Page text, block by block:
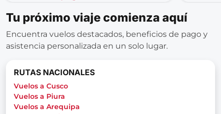
Tu próximo viaje comienza aquí
Encuentra vuelos destacados, beneficios de pago y
asistencia personalizada en un solo lugar.
RUTAS NACIONALES
Vuelos a Cusco
Vuelos a Piura
Vuelos a Arequipa